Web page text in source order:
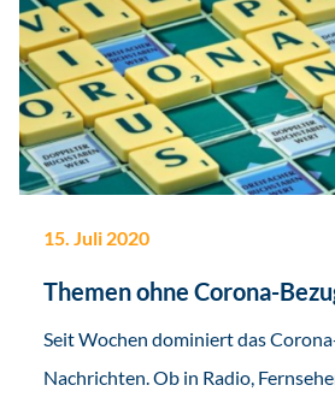
15. Juli 2020
Themen ohne Corona-
Seit Wochen dominiert das
Nachrichten. Ob in Radio,